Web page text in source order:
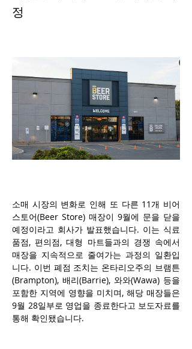
정
소매 시장의 변화로 인해 또 다른 11개 비어
스토어(Beer Store) 매장이 9월에 문을 닫을
예정이라고 회사가 발표했습니다. 이는 식료
품점, 편의점, 대형 마트들과의 경쟁 속에서
매장을 지속적으로 줄여가는 과정의 일환입
니다. 이번 폐점 조치는 온타리오주의 브램튼
(Brampton), 배리(Barrie), 와와(Wawa) 등을
포함한 지역에 영향을 미치며, 해당 매장들은
9월 28일부로 영업을 종료한다고 보도자료를
통해 확인됐습니다.